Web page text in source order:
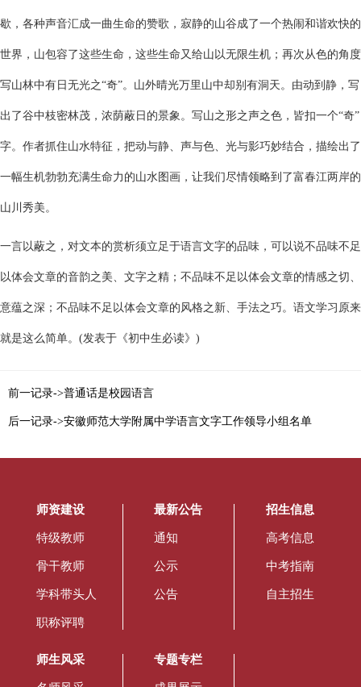
歇，各种声音汇成一曲生命的赞歌，寂静的山谷成了一个热闹和谐欢快的
世界，山包容了这些生命，这些生命又给山以无限生机；再次从色的角度
写山林中有日无光之“奇”。山外晴光万里山中却别有洞天。由动到静，写
出了谷中枝密林茂，浓荫蔽日的景象。写山之形之声之色，皆扣一个“奇”
字。作者抓住山水特征，把动与静、声与色、光与影巧妙结合，描绘出了
一幅生机勃勃充满生命力的山水图画，让我们尽情领略到了富春江两岸的
山川秀美。
一言以蔽之，对文本的赏析须立足于语言文字的品味，可以说不品味不足
以体会文章的音韵之美、文字之精；不品味不足以体会文章的情感之切、
意蕴之深；不品味不足以体会文章的风格之新、手法之巧。语文学习原来
就是这么简单。(发表于《初中生必读》)
前一记录->普通话是校园语言
后一记录->安徽师范大学附属中学语言文字工作领导小组名单
师资建设
特级教师
骨干教师
学科带头人
职称评聘
最新公告
通知
公示
公告
招生信息
高考信息
中考指南
自主招生
师生风采 专题专栏